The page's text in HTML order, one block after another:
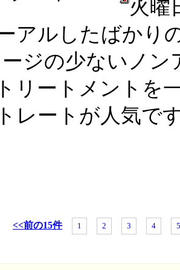
火曜
アルしたばかり
ジの少ないノン
リートメントを
レートが人気で
<<前の15件 1 2 3 4 5